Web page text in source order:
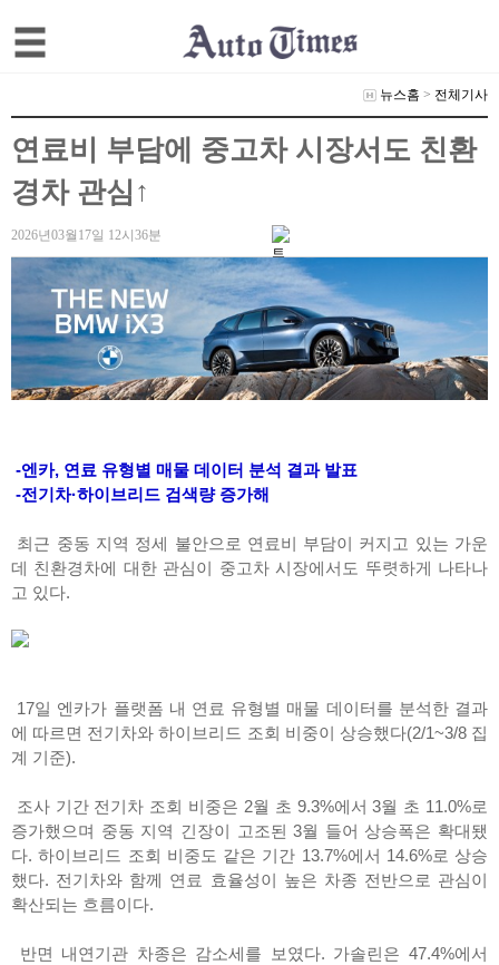
뉴스홈 > 전체기사
연료비 부담에 중고차 시장서도 친환
경차 관심↑
2026년03월17일 12시36분
-엔카, 연료 유형별 매물 데이터 분석 결과 발표
-전기차·하이브리드 검색량 증가해
최근 중동 지역 정세 불안으로 연료비 부담이 커지고 있는 가운
데 친환경차에 대한 관심이 중고차 시장에서도 뚜렷하게 나타나
고 있다.
17일 엔카가 플랫폼 내 연료 유형별 매물 데이터를 분석한 결과
에 따르면 전기차와 하이브리드 조회 비중이 상승했다(2/1~3/8 집
계 기준).
조사 기간 전기차 조회 비중은 2월 초 9.3%에서 3월 초 11.0%로
증가했으며 중동 지역 긴장이 고조된 3월 들어 상승폭은 확대됐
다. 하이브리드 조회 비중도 같은 기간 13.7%에서 14.6%로 상승
했다. 전기차와 함께 연료 효율성이 높은 차종 전반으로 관심이
확산되는 흐름이다.
반면 내연기관 차종은 감소세를 보였다. 가솔린은 47.4%에서